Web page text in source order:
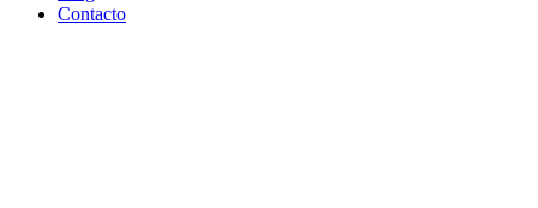
Contacto